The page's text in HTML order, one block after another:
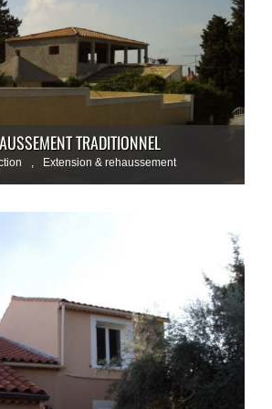
TRADITIONNEL
, Extension & rehaussement